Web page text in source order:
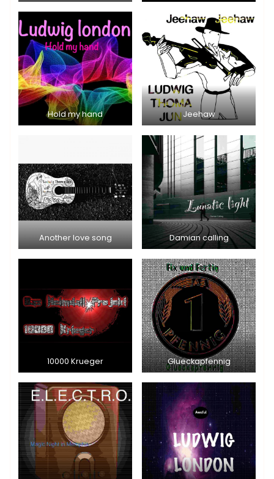
Hold my hand Jeehaw
Another love song Damian calling
10000 Krueger Glueckapfennig